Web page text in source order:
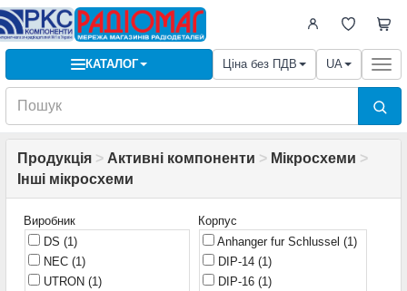
КАТАЛОГ Ціна без ПДВ UA
Продукція > Активні компоненти > Мікросхеми >
Інші мікросхеми
Виробник
DS (1)
NEC (1)
UTRON (1)
Корпус
Anhanger fur Schlussel (1)
DIP-14 (1)
DIP-16 (1)